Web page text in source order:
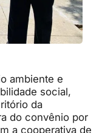
ambiente e
social,
da
do convênio por
a cooperativa de